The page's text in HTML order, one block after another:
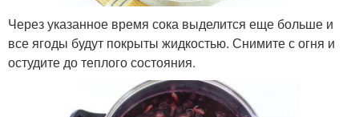
Через указанное время сока выделится еще больше и
все ягоды будут покрыты жидкостью. Снимите с огня и
остудите до теплого состояния.